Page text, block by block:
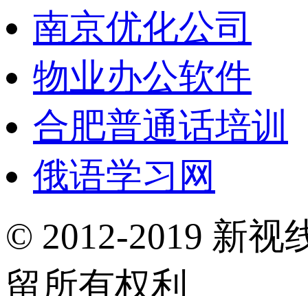
南京优化公司
物业办公软件
合肥普通话培训
俄语学习网
© 2012-2019 新视
留所有权利